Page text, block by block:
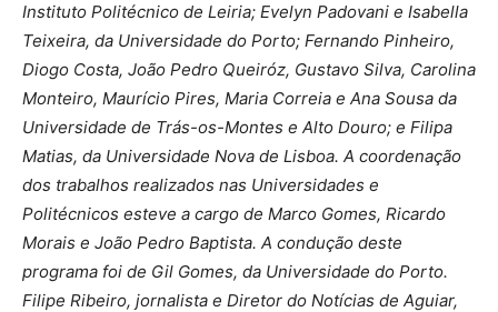
Instituto Politécnico de Leiria; Evelyn Padovani e Isabella
Teixeira, da Universidade do Porto; Fernando Pinheiro,
Diogo Costa, João Pedro Queiróz, Gustavo Silva, Carolina
Monteiro, Maurício Pires, Maria Correia e Ana Sousa da
Universidade de Trás-os-Montes e Alto Douro; e Filipa
Matias, da Universidade Nova de Lisboa. A coordenação
dos trabalhos realizados nas Universidades e
Politécnicos esteve a cargo de Marco Gomes, Ricardo
Morais e João Pedro Baptista. A condução deste
programa foi de Gil Gomes, da Universidade do Porto.
Filipe Ribeiro, jornalista e Diretor do Notícias de Aguiar,